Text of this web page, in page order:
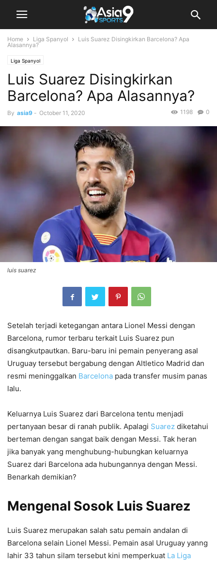
Home Liga Spanyol
Luis Suarez Disingkirkan Barcelona? Apa
Alasannya?
Liga Spanyol
Luis Suarez Disingkirkan
Barcelona? Apa Alasannya?
By asia9 - October 11, 2020 0
1198
luis suarez
Setelah terjadi ketegangan antara Lionel Messi dengan
Barcelona, rumor terbaru terkait Luis Suarez pun
disangkutpautkan. Baru-baru ini pemain penyerang asal
Uruguay tersebut bergabung dengan Altletico Madrid dan
resmi meninggalkan Barcelona pada transfer musim panas
lalu.
Keluarnya Luis Suarez dari Barcelona tentu menjadi
pertanyaan besar di ranah publik. Apalagi Suarez diketahui
berteman dengan sangat baik dengan Messi. Tak heran
jika banyak yang menghubung-hubungkan keluarnya
Suarez dari Barcelona ada hubungannya dengan Messi.
Benarkah demikian?
Mengenal Sosok Luis Suarez
Luis Suarez merupakan salah satu pemain andalan di
Barcelona selain Lionel Messi. Pemain asal Uruguay yanng
lahir 33 tahun silam tersebut kini memperkuat La Liga